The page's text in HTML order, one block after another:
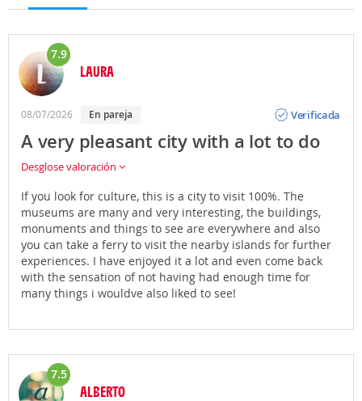
7.9
LAURA
08/07/2026 En pareja
Verificada
A very pleasant city with a lot to do
Desglose valoración
If you look for culture, this is a city to visit 100%. The
museums are many and very interesting, the buildings,
monuments and things to see are everywhere and also
you can take a ferry to visit the nearby islands for further
experiences. I have enjoyed it a lot and even come back
with the sensation of not having had enough time for
many things i wouldve also liked to see!
7.5
ALBERTO